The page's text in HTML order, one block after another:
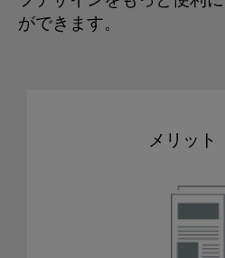
ができます。
メリット